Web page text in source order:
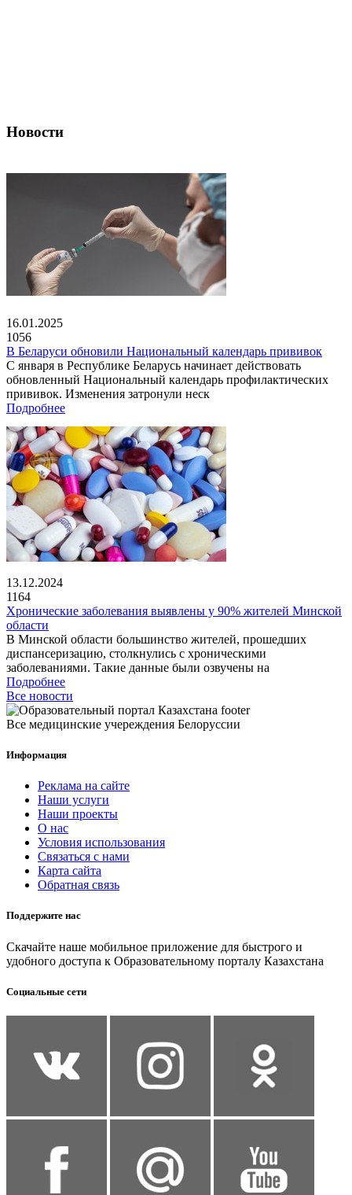
Новости
16.01.2025
1056
В Беларуси обновили Национальный календарь прививок
С января в Республике Беларусь начинает действовать
обновленный Национальный календарь профилактических
прививок. Изменения затронули неск
Подробнее
13.12.2024
1164
Хронические заболевания выявлены у 90% жителей Минской
области
В Минской области большинство жителей, прошедших
диспансеризацию, столкнулись с хроническими
заболеваниями. Такие данные были озвучены на
Подробнее
Все новости
Все медицинские учереждения Белоруссии
Информация
Реклама на сайте
Наши услуги
Наши проекты
О нас
Условия использования
Связаться с нами
Карта сайта
Обратная связь
Поддержите нас
Скачайте наше мобильное приложение для быстрого и
удобного доступа к Образовательному порталу Казахстана
Социальные сети